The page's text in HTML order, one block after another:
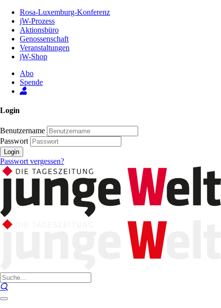
Inhalt
Seite
Rosa-Luxemburg-Konferenz
jW-Prozess
Aktionsbüro
Genossenschaft
Veranstaltungen
jW-Shop
Abo
Spende
Login
Benutzername
Passwort
Login
Passwort vergessen?